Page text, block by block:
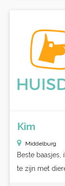
Kim
Middelburg
Beste
te zijn met